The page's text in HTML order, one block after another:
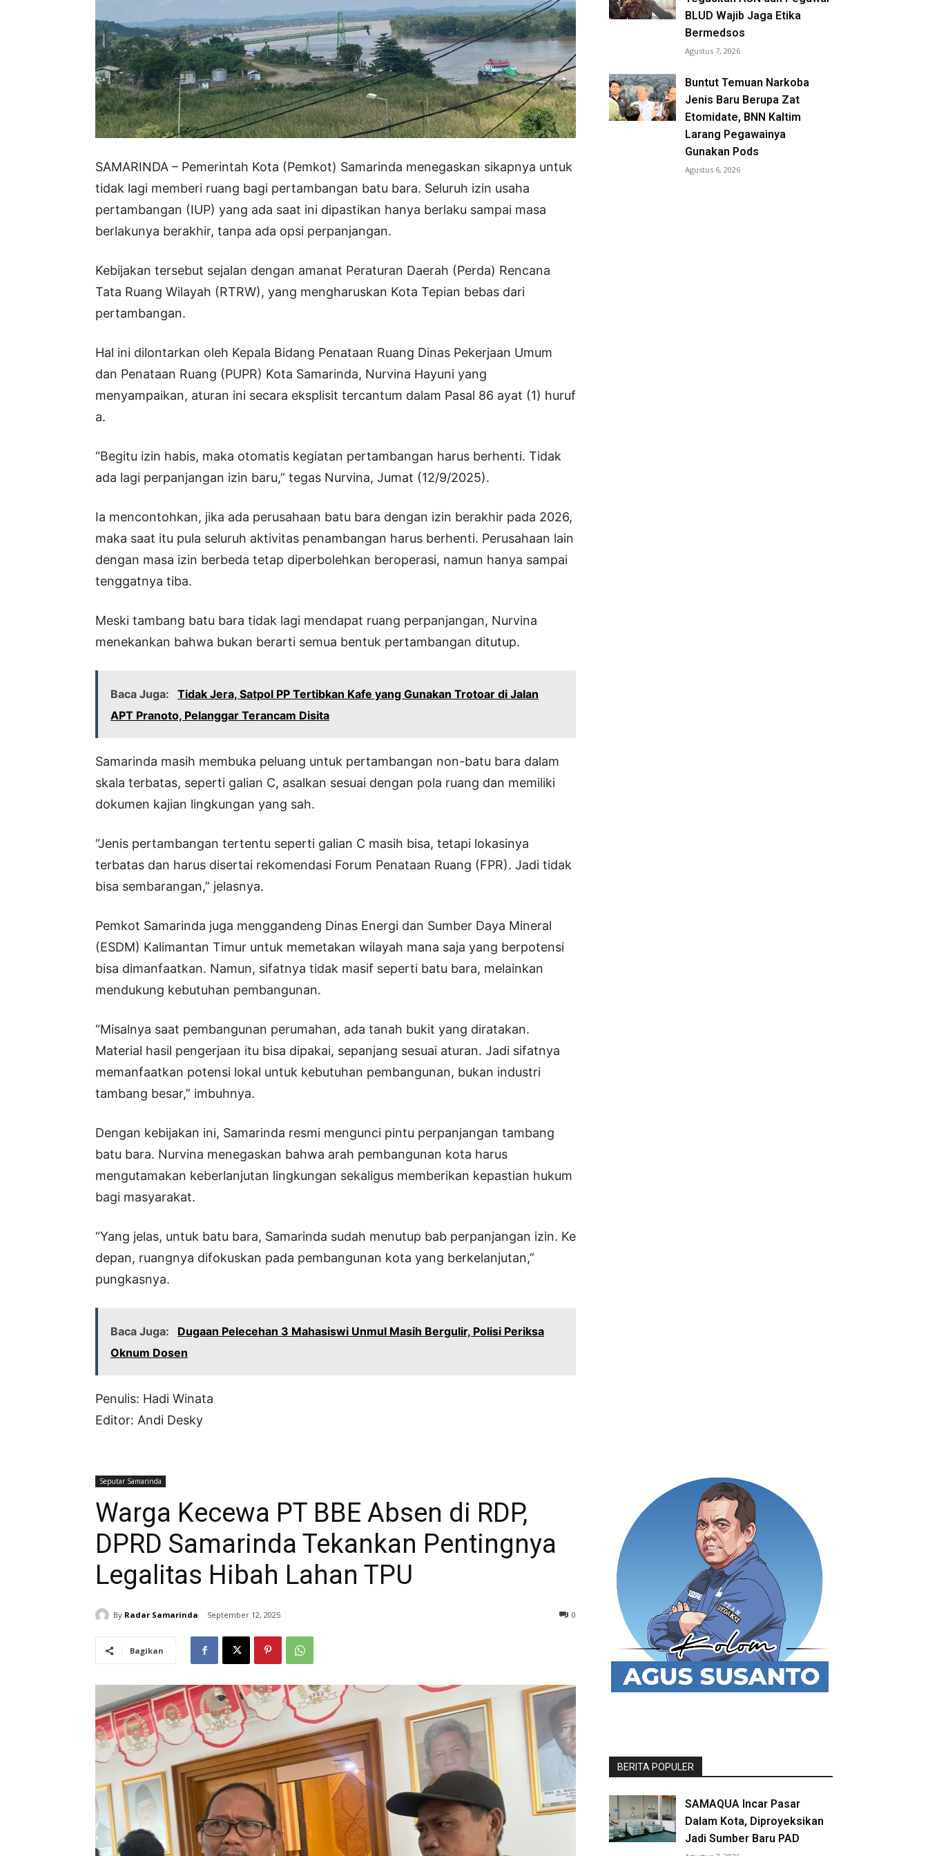
SAMARINDA – Pemerintah Kota (Pemkot) Samarinda menegaskan sikapnya untuk
tidak lagi memberi ruang bagi pertambangan batu bara. Seluruh izin usaha
pertambangan (IUP) yang ada saat ini dipastikan hanya berlaku sampai masa
berlakunya berakhir, tanpa ada opsi perpanjangan.
Kebijakan tersebut sejalan dengan amanat Peraturan Daerah (Perda) Rencana
Tata Ruang Wilayah (RTRW), yang mengharuskan Kota Tepian bebas dari
pertambangan.
Hal ini dilontarkan oleh Kepala Bidang Penataan Ruang Dinas Pekerjaan Umum
dan Penataan Ruang (PUPR) Kota Samarinda, Nurvina Hayuni yang
menyampaikan, aturan ini secara eksplisit tercantum dalam Pasal 86 ayat (1) huruf
a.
“Begitu izin habis, maka otomatis kegiatan pertambangan harus berhenti. Tidak
ada lagi perpanjangan izin baru,” tegas Nurvina, Jumat (12/9/2025).
Ia mencontohkan, jika ada perusahaan batu bara dengan izin berakhir pada 2026,
maka saat itu pula seluruh aktivitas penambangan harus berhenti. Perusahaan lain
dengan masa izin berbeda tetap diperbolehkan beroperasi, namun hanya sampai
tenggatnya tiba.
Meski tambang batu bara tidak lagi mendapat ruang perpanjangan, Nurvina
menekankan bahwa bukan berarti semua bentuk pertambangan ditutup.
Baca Juga:
Tidak Jera, Satpol PP Tertibkan Kafe yang Gunakan Trotoar di Jalan
APT Pranoto, Pelanggar Terancam Disita
Samarinda masih membuka peluang untuk pertambangan non-batu bara dalam
skala terbatas, seperti galian C, asalkan sesuai dengan pola ruang dan memiliki
dokumen kajian lingkungan yang sah.
“Jenis pertambangan tertentu seperti galian C masih bisa, tetapi lokasinya
terbatas dan harus disertai rekomendasi Forum Penataan Ruang (FPR). Jadi tidak
bisa sembarangan,” jelasnya.
Pemkot Samarinda juga menggandeng Dinas Energi dan Sumber Daya Mineral
(ESDM) Kalimantan Timur untuk memetakan wilayah mana saja yang berpotensi
bisa dimanfaatkan. Namun, sifatnya tidak masif seperti batu bara, melainkan
mendukung kebutuhan pembangunan.
“Misalnya saat pembangunan perumahan, ada tanah bukit yang diratakan.
Material hasil pengerjaan itu bisa dipakai, sepanjang sesuai aturan. Jadi sifatnya
memanfaatkan potensi lokal untuk kebutuhan pembangunan, bukan industri
tambang besar,” imbuhnya.
Dengan kebijakan ini, Samarinda resmi mengunci pintu perpanjangan tambang
batu bara. Nurvina menegaskan bahwa arah pembangunan kota harus
mengutamakan keberlanjutan lingkungan sekaligus memberikan kepastian hukum
bagi masyarakat.
“Yang jelas, untuk batu bara, Samarinda sudah menutup bab perpanjangan izin. Ke
depan, ruangnya difokuskan pada pembangunan kota yang berkelanjutan,”
pungkasnya.
Baca Juga:
Dugaan Pelecehan 3 Mahasiswi Unmul Masih Bergulir, Polisi Periksa
Oknum Dosen
Penulis: Hadi Winata
Editor: Andi Desky
BLUD Wajib Jaga Etika
Bermedsos
Agustus 7, 2026
Buntut Temuan Narkoba
Jenis Baru Berupa Zat
Etomidate, BNN Kaltim
Larang Pegawainya
Gunakan Pods
Agustus 6, 2026